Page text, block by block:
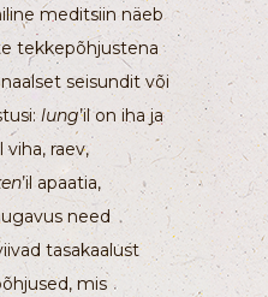
meditsiin näeb
tekkepõhjustena
seisundit või
lung’il on iha ja
viha, raev,
’il apaatia,
need
tasakaalust
mis